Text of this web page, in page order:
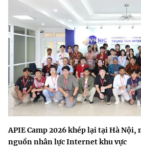
APIE Camp 2026 khép lại tại Hà
nguồn nhân lực Internet khu vực